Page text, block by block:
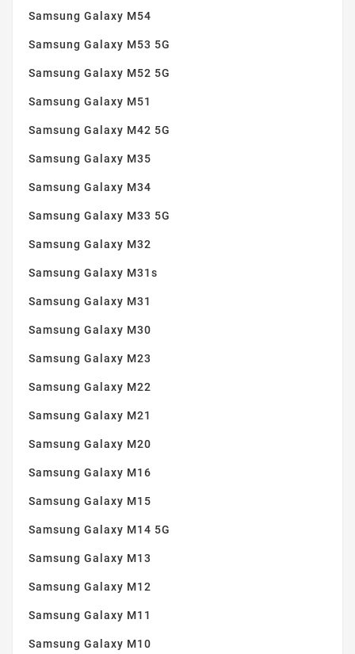
Samsung Galaxy M54
Samsung Galaxy M53 5G
Samsung Galaxy M52 5G
Samsung Galaxy M51
Samsung Galaxy M42 5G
Samsung Galaxy M35
Samsung Galaxy M34
Samsung Galaxy M33 5G
Samsung Galaxy M32
Samsung Galaxy M31s
Samsung Galaxy M31
Samsung Galaxy M30
Samsung Galaxy M23
Samsung Galaxy M22
Samsung Galaxy M21
Samsung Galaxy M20
Samsung Galaxy M16
Samsung Galaxy M15
Samsung Galaxy M14 5G
Samsung Galaxy M13
Samsung Galaxy M12
Samsung Galaxy M11
Samsung Galaxy M10